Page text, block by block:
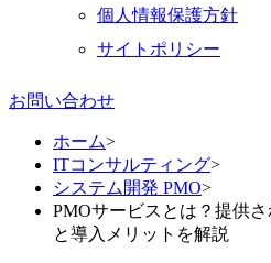
個人情報保護方針
サイトポリシー
お問い合わせ
ホーム>
ITコンサルティング>
システム開発 PMO>
PMOサービスとは？提供
と導入メリットを解説